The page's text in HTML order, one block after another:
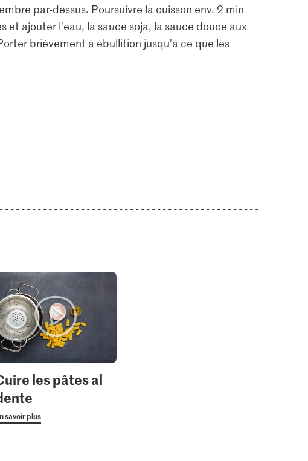
par-dessus. Poursuivre la cuisson env. 2 min
et ajouter l'eau, la sauce soja, la sauce douce aux
brièvement à ébullition jusqu'à ce que les
les pâtes al
savoir plus